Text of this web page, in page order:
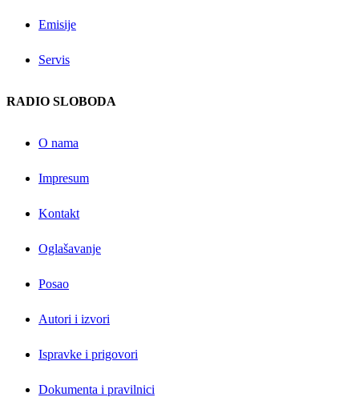
Emisije
Servis
RADIO SLOBODA
O nama
Impresum
Kontakt
Oglašavanje
Posao
Autori i izvori
Ispravke i prigovori
Dokumenta i pravilnici